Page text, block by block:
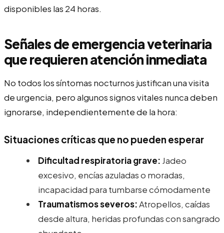
disponibles las 24 horas.
Señales de emergencia veterinaria
que requieren atención inmediata
No todos los síntomas nocturnos justifican una visita
de urgencia, pero algunos signos vitales nunca deben
ignorarse, independientemente de la hora:
Situaciones críticas que no pueden esperar
Dificultad respiratoria grave: Jadeo
excesivo, encías azuladas o moradas,
incapacidad para tumbarse cómodamente
Traumatismos severos:Atropellos, caídas
desde altura, heridas profundas con sangrado